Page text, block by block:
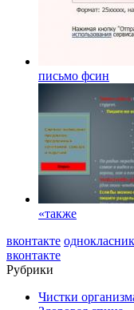
письмо фсин
«также
вконтакте
вконтакте
Рубрики
Чистки